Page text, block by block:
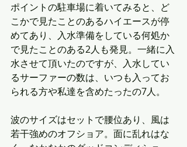
ポイントの駐車場に着いてみると、ど
こかで見たことのあるハイエースが停
めてあり、入水準備をしている何処か
で見たことのある2人も発見。一緒に入
水させて頂いたのですが、入水してい
るサーファーの数は、いつも入ってお
られる方や私達を含めたったの7人。
波のサイズはセットで腰位あり、風は
若干強めのオフショア。面に乱れはな